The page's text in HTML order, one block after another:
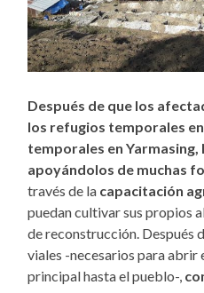
Después de que los
los refugios temporales
temporales en Yarmasing,
apoyándolos de muchas
través de la capacitación
puedan cultivar sus propios
de reconstrucción. Después
viales -necesarios para abrir
principal hasta el pueblo-,